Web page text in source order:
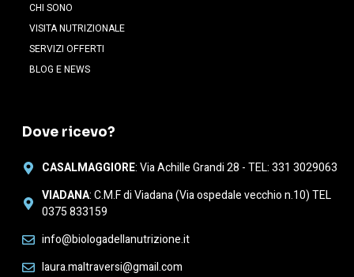
CHI SONO
VISITA NUTRIZIONALE
SERVIZI OFFERTI
BLOG E NEWS
Dove ricevo?
CASALMAGGIORE: Via Achille Grandi 28 - TEL: 331 3029063
VIADANA: C.M.F di Viadana (Via ospedale vecchio n.10) TEL
0375 833159
info@biologadellanutrizione.it
laura.maltraversi@gmail.com